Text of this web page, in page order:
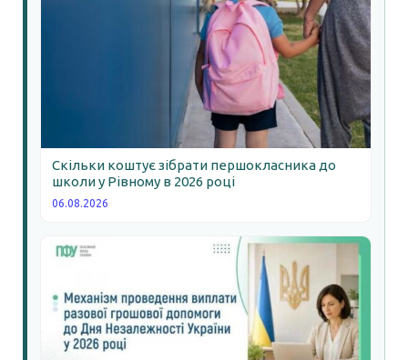
Скільки коштує зібрати першокласника до
школи у Рівному в 2026 році
06.08.2026